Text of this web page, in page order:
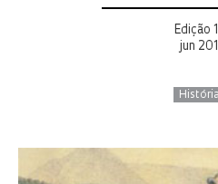
Edição
jun